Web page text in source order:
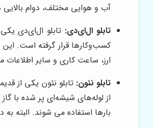
آب و هوایی مختلف، دوام بالایی
تابلو ال‌ای‌دی: تابلو ال‌ای‌دی
کسب‌وکارها قرار گرفته است.
ارز، ساعت کاری و سایر اطلاعات
تابلو نئون: تابلو نئون یکی از
از لوله‌های شیشه‌ای پر شده با
بارها استفاده می شوند. البته